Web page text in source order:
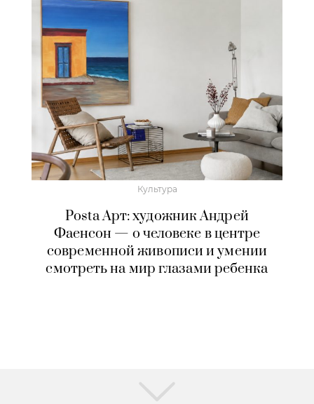
Культура
Posta Арт: художник Андрей
Фаенсон — о человеке в центре
современной живописи и умении
смотреть на мир глазами ребенка